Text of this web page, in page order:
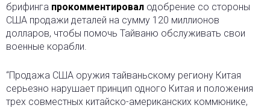
брифинга прокомментировал одобрение со стороны
США продажи деталей на сумму 120 миллионов
долларов, чтобы помочь Тайваню обслуживать свои
военные корабли.
“Продажа США оружия тайваньскому региону Китая
серьезно нарушает принцип одного Китая и положения
трех совместных китайско-американских коммюнике,